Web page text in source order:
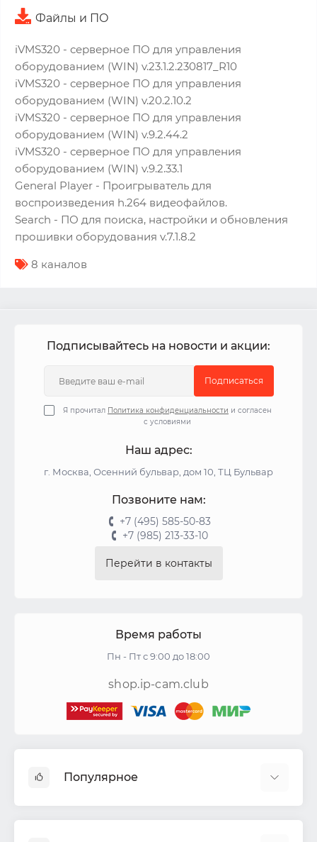
Файлы и ПО
iVMS320 - серверное ПО для управления
оборудованием (WIN) v.23.1.2.230817_R10
iVMS320 - серверное ПО для управления
оборудованием (WIN) v.20.2.10.2
iVMS320 - серверное ПО для управления
оборудованием (WIN) v.9.2.44.2
iVMS320 - серверное ПО для управления
оборудованием (WIN) v.9.2.33.1
General Player - Проигрыватель для
воспроизведения h.264 видеофайлов.
Search - ПО для поиска, настройки и обновления
прошивки оборудования v.7.1.8.2
8 каналов
Подписывайтесь на новости и акции:
Подписаться
Я прочитал Политика конфиденциальности и согласен
с условиями
Наш адрес:
г. Москва, Осенний бульвар, дом 10, ТЦ Бульвар
Позвоните нам:
+7 (495) 585-50-83
+7 (985) 213-33-10
Перейти в контакты
Время работы
Пн - Пт с 9:00 до 18:00
shop.ip-cam.club
Популярное